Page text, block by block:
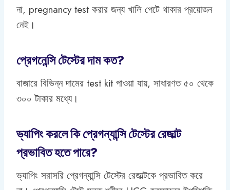
না, pregnancy test করার জন্য খালি পেটে থাকার প্রয়োজন
নেই।
প্রেগনেন্সি টেস্টের দাম কত?
বাজারে বিভিন্ন দামের test kit পাওয়া যায়, সাধারণত ৫০ থেকে
৩০০ টাকার মধ্যে।
ভ্যাপিং করলে কি প্রেগন্যান্সি টেস্টের রেজাল্ট
প্রভাবিত হতে পারে?
ভ্যাপিং সরাসরি প্রেগন্যান্সি টেস্টের রেজাল্টকে প্রভাবিত করে